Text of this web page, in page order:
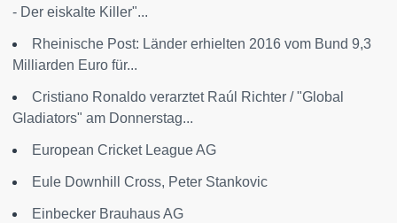
- Der eiskalte Killer"...
Rheinische Post: Länder erhielten 2016 vom Bund 9,3
Milliarden Euro für...
Cristiano Ronaldo verarztet Raúl Richter / "Global
Gladiators" am Donnerstag...
European Cricket League AG
Eule Downhill Cross, Peter Stankovic
Einbecker Brauhaus AG